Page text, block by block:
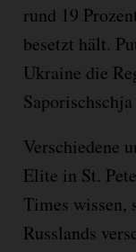
rund 19
besetzt hält.
Ukraine die
Verschiedene
Elite in St.
Times wissen,
Russlands